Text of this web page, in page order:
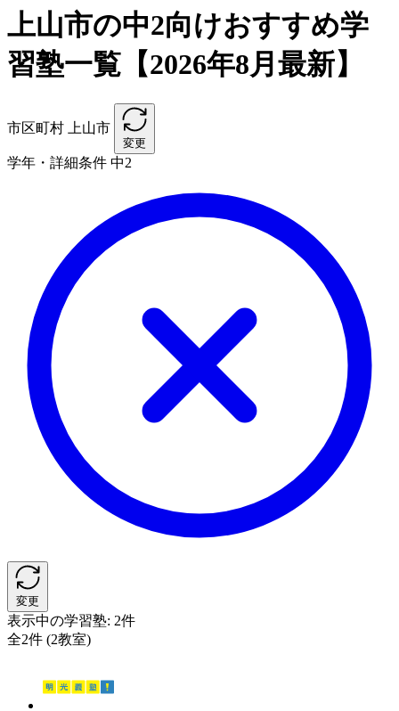
上山市の中2向けおすすめ学
習塾一覧【2026年8月最新】
市区町村 上山市
変更
学年・詳細条件 中2
変更
表示中の学習塾: 2件
全2件 (2教室)